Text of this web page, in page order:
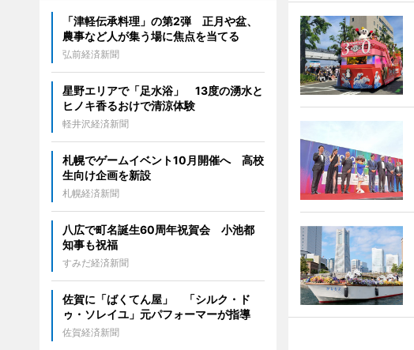
「津軽伝承料理」の第2弾 正月や盆、
農事など人が集う場に焦点を当てる
弘前経済新聞
星野エリアで「足水浴」 13度の湧水と
ヒノキ香るおけで清涼体験
軽井沢経済新聞
札幌でゲームイベント10月開催へ 高校
生向け企画を新設
札幌経済新聞
八広で町名誕生60周年祝賀会 小池都
知事も祝福
すみだ経済新聞
佐賀に「ばくてん屋」 「シルク・ド
ゥ・ソレイユ」元パフォーマーが指導
佐賀経済新聞